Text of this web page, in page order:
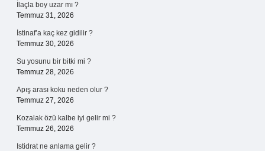
İlaçla boy uzar mı ?
Temmuz 31, 2026
İstinaf’a kaç kez gidilir ?
Temmuz 30, 2026
Su yosunu bir bitki mi ?
Temmuz 28, 2026
Apış arası koku neden olur ?
Temmuz 27, 2026
Kozalak özü kalbe iyi gelir mi ?
Temmuz 26, 2026
Istidrat ne anlama gelir ?